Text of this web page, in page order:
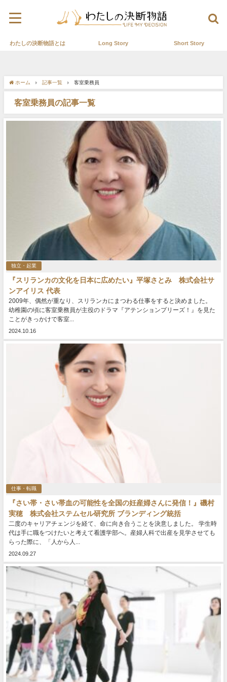
わたしの決断物語とは Long Story Short Story
ホーム 記事一覧 客室乗務員
客室乗務員の記事一覧
独立・起業
『スリランカの文化を日本に広めたい』平塚さとみ 株式会社サ
ンアイリス 代表
2009年、偶然が重なり、スリランカにまつわる仕事をすると決めました。
幼稚園の頃に客室乗務員が主役のドラマ『アテンションプリーズ！』を見た
ことがきっかけで客室...
2024.10.16
仕事・転職
『さい帯・さい帯血の可能性を全国の妊産婦さんに発信！』磯村
実穂 株式会社ステムセル研究所 ブランディング統括
二度のキャリアチェンジを経て、命に向き合うことを決意しました。 学生時
代は手に職をつけたいと考えて看護学部へ。産婦人科で出産を見学させても
らった際に、「人から人...
2024.09.27